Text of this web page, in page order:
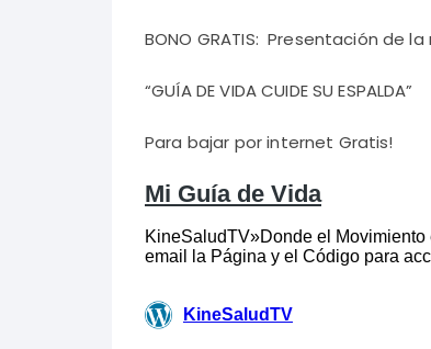
BONO GRATIS: Presentación de la
“GUÍA DE VIDA CUIDE SU ESPALDA”
Para bajar por internet Gratis!